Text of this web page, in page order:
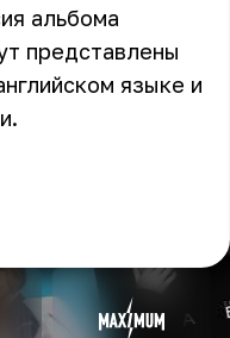
альбома
представлены
языке и